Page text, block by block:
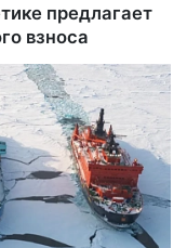
предлагает
взноса